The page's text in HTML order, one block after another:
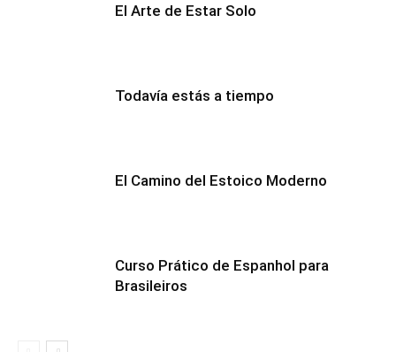
El Arte de Estar Solo
Todavía estás a tiempo
El Camino del Estoico Moderno
Curso Prático de Espanhol para
Brasileiros